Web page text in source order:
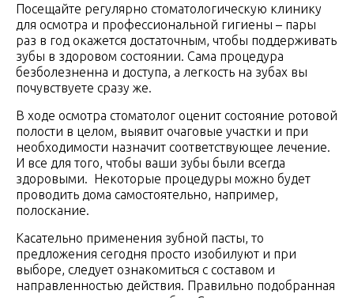
Посещайте регулярно стоматологическую клинику
для осмотра и профессиональной гигиены – пары
раз в год окажется достаточным, чтобы поддерживать
зубы в здоровом состоянии. Сама процедура
безболезненна и доступа, а легкость на зубах вы
почувствуете сразу же.
В ходе осмотра стоматолог оценит состояние ротовой
полости в целом, выявит очаговые участки и при
необходимости назначит соответствующее лечение.
И все для того, чтобы ваши зубы были всегда
здоровыми. Некоторые процедуры можно будет
проводить дома самостоятельно, например,
полоскание.
Касательно применения зубной пасты, то
предложения сегодня просто изобилуют и при
выборе, следует ознакомиться с составом и
направленностью действия. Правильно подобранная